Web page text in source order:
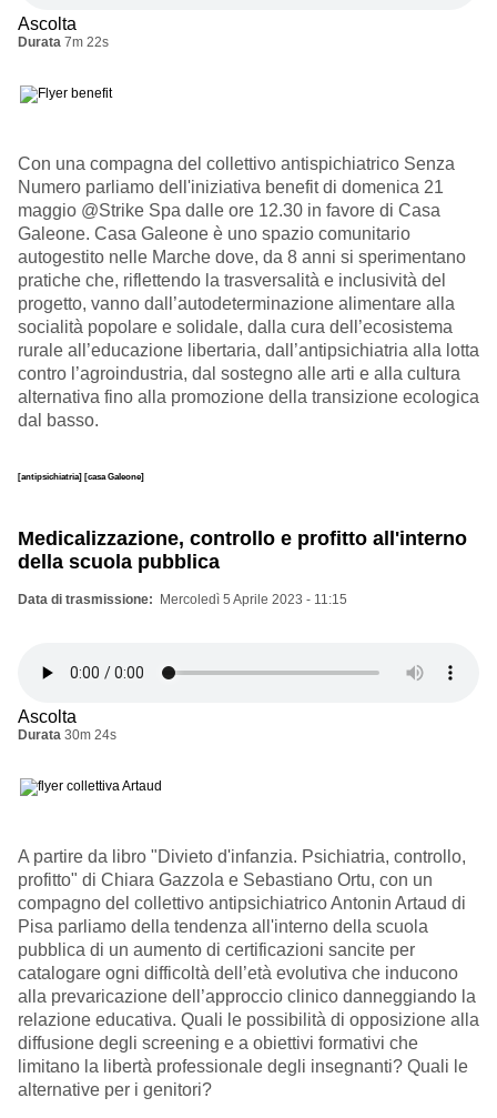
Ascolta
Durata 7m 22s
Con una compagna del collettivo antispichiatrico Senza
Numero parliamo dell'iniziativa benefit di domenica 21
maggio @Strike Spa dalle ore 12.30 in favore di Casa
Galeone. Casa Galeone è uno spazio comunitario
autogestito nelle Marche dove, da 8 anni si sperimentano
pratiche che, riflettendo la trasversalità e inclusività del
progetto, vanno dall’autodeterminazione alimentare alla
socialità popolare e solidale, dalla cura dell’ecosistema
rurale all’educazione libertaria, dall’antipsichiatria alla lotta
contro l’agroindustria, dal sostegno alle arti e alla cultura
alternativa fino alla promozione della transizione ecologica
dal basso.
[antipsichiatria] [casa Galeone]
Medicalizzazione, controllo e profitto all'interno
della scuola pubblica
Data di trasmissione Mercoledì 5 Aprile 2023 - 11:15
Ascolta
Durata 30m 24s
A partire da libro "Divieto d'infanzia. Psichiatria, controllo,
profitto" di Chiara Gazzola e Sebastiano Ortu, con un
compagno del collettivo antipsichiatrico Antonin Artaud di
Pisa parliamo della tendenza all'interno della scuola
pubblica di un aumento di certificazioni sancite per
catalogare ogni difficoltà dell’età evolutiva che inducono
alla prevaricazione dell’approccio clinico danneggiando la
relazione educativa. Quali le possibilità di opposizione alla
diffusione degli screening e a obiettivi formativi che
limitano la libertà professionale degli insegnanti? Quali le
alternative per i genitori?